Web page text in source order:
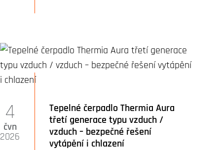
Tepelné čerpadlo Thermia Aura
třetí generace typu vzduch /
vzduch – bezpečné řešení
vytápění i chlazení
4
čvn
2026